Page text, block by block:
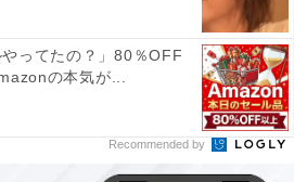
やってたの？」80％OFF
の本気が...
Recommended by